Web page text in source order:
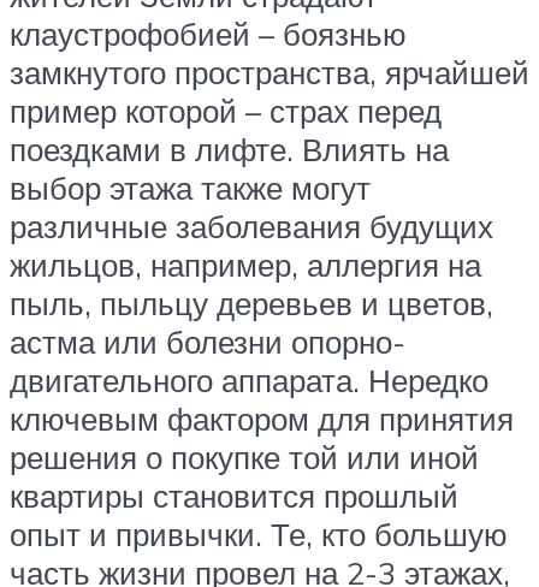
клаустрофобией – боязнью
замкнутого пространства, ярчайшей
пример которой – страх перед
поездками в лифте. Влиять на
выбор этажа также могут
различные заболевания будущих
жильцов, например, аллергия на
пыль, пыльцу деревьев и цветов,
астма или болезни опорно-
двигательного аппарата. Нередко
ключевым фактором для принятия
решения о покупке той или иной
квартиры становится прошлый
опыт и привычки. Те, кто большую
часть жизни провел на 2-3 этажах,